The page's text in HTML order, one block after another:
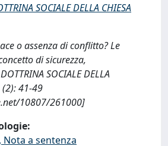
SOCIALE DELLA CHIESA
o assenza di conflitto? Le
di sicurezza,
SOCIALE DELLA
(2): 41-49
10807/261000]
a sentenza